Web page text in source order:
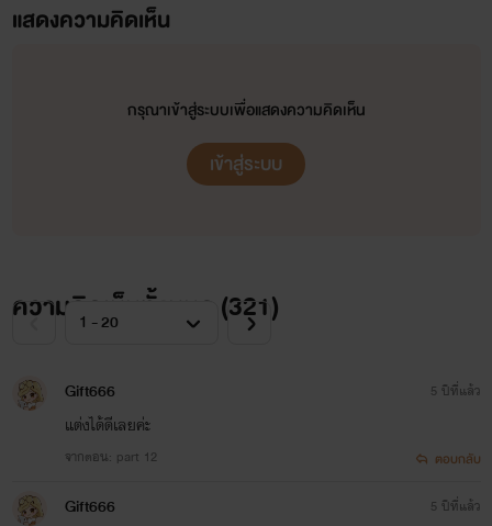
[แม็กซ์xทาม,โกบอลxวิน]
ซาตาน! [เครตันxโอ๊ต,มาร์
เวลxเบส] :ใกล้จบ รอต่อ
ภาคสอง
แสดงความคิดเห็น
กรุณาเข้าสู่ระบบเพื่อแสดงความคิดเห็น
เข้าสู่ระบบ
ความคิดเห็นทั้งหมด (321)
Gift666
แต่งได้ดีเลยค่ะ
จากตอน: part 12
5 ปีที่แล้ว
ตอบกลับ
Gift666 5 ปีที่แล้ว